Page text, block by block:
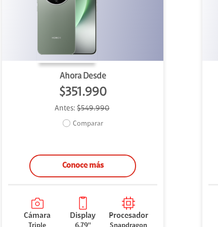
Ahora Desde
$351.990
Antes:$549.990
Comparar
Conoce más
Cámara Display Procesador